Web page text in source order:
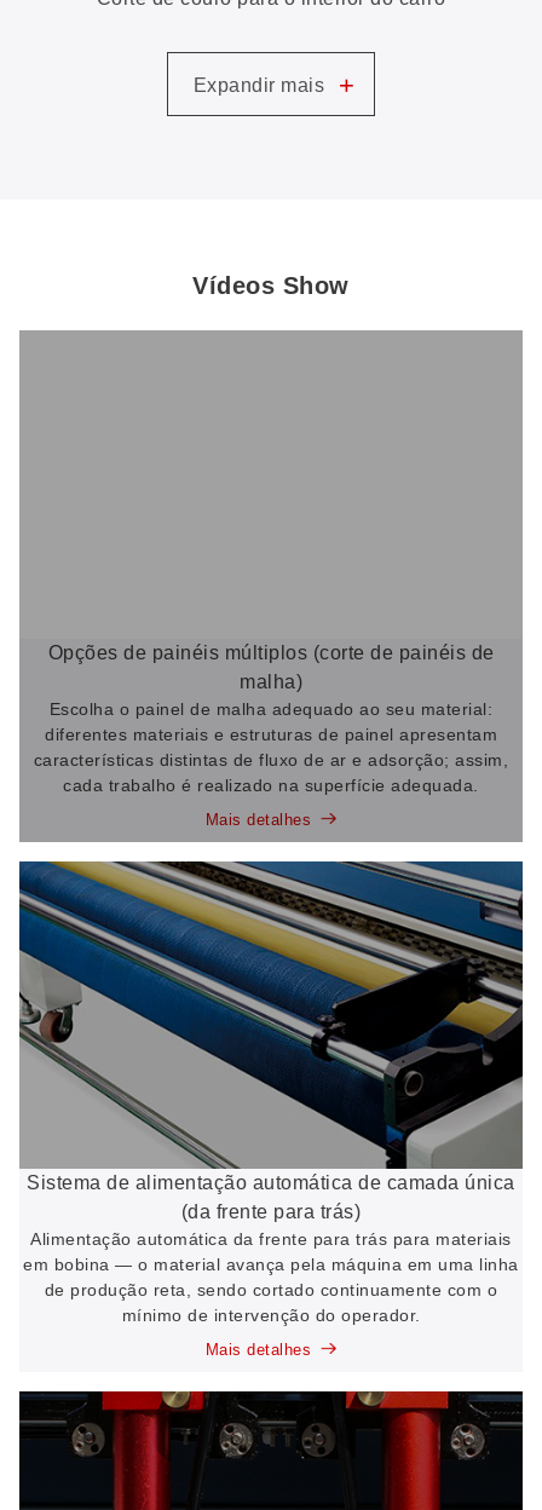
Expandir mais +
Vídeos Show
Opções de painéis múltiplos (corte de painéis de
malha)
Escolha o painel de malha adequado ao seu material:
diferentes materiais e estruturas de painel apresentam
características distintas de fluxo de ar e adsorção; assim,
cada trabalho é realizado na superfície adequada.
Mais detalhes
Sistema de alimentação automática de camada única
(da frente para trás)
Alimentação automática da frente para trás para materiais
em bobina — o material avança pela máquina em uma linha
de produção reta, sendo cortado continuamente com o
mínimo de intervenção do operador.
Mais detalhes